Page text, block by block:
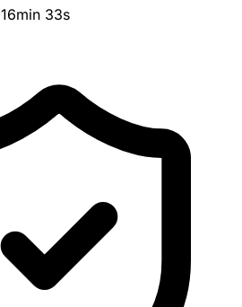
16min 33s